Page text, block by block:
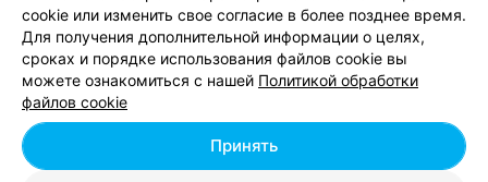
Добавить компанию
Добавить специалиста
cookie или изменить свое согласие в более позднее время.
Для получения дополнительной информации о целях,
сроках и порядке использования файлов cookie вы
можете ознакомиться с нашей Политикой обработки
файлов cookie
Принять